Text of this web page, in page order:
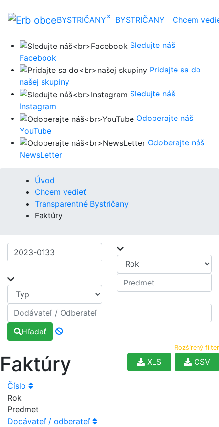
BYSTRIČANY× BYSTRIČANY Chcem
Sledujte náš
Facebook
Pridajte sa do
našej skupiny
Sledujte náš
Instagram
Odoberajte náš
YouTube
Odoberajte náš
NewsLetter
Úvod
Chcem vedieť
Transparentné Bystričany
Faktúry
Hľadať
Rozšírený filter
Faktúry CSV
XLS
Číslo
Rok
Predmet
Dodávateľ / odberateľ